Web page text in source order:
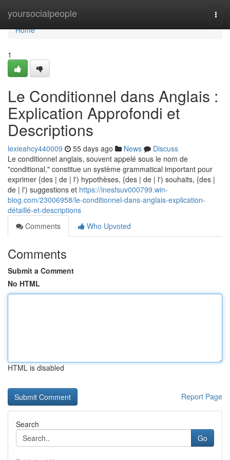
yoursocialpeople
Home
Home
1
Le Conditionnel dans Anglais :
Explication Approfondi et
Descriptions
lexieahcy440009 55 days ago News
Discuss
Le conditionnel anglais, souvent appelé sous le nom de
"conditional," constitue un système grammatical important pour
exprimer {des | de | l') hypothèses, {des | de | l') souhaits, {des |
de | l') suggestions et https://inesfsuv000799.win-
blog.com/23006958/le-conditionnel-dans-anglais-explication-
détaillé-et-descriptions
Comments
Who Upvoted
Comments
Submit a Comment
No HTML
HTML is disabled
Report Page
Search
Go